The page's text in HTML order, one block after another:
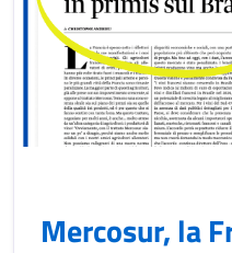
Mercosur, la